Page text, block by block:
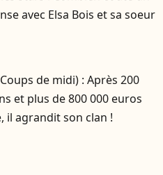
avec Elsa Bois et sa soeur
de midi) : Après 200
et plus de 800 000 euros
il agrandit son clan !